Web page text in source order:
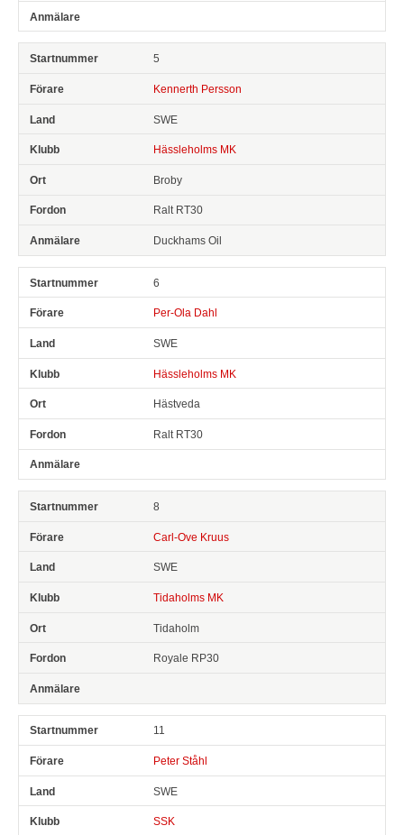
5
Kennerth Persson
SWE
Hässleholms MK
Broby
Ralt RT30
Duckhams Oil
6
Per-Ola Dahl
SWE
Hässleholms MK
Hästveda
Ralt RT30
8
Carl-Ove Kruus
SWE
Tidaholms MK
Tidaholm
Royale RP30
11
Peter Ståhl
SWE
SSK